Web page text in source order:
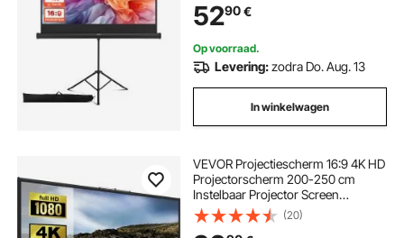
Draagtas voor Home Theater
Presentatie
5290€
Op voorraad.
Levering:zodra Do. Aug. 13
In winkelwagen
VEVOR Projectiescherm 16:9 4K HD
Projectorscherm 200-250 cm
Instelbaar Projector Screen
Gemaakt van Polyester en
Aluminiumlegering voor
(20)